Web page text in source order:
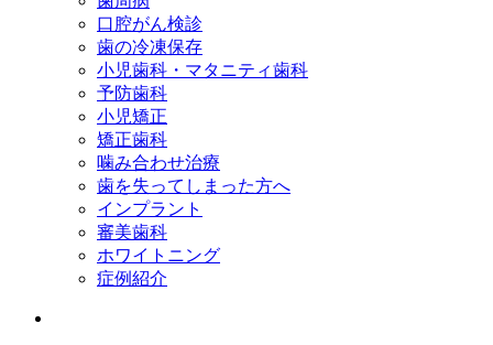
口腔がん検診
歯の冷凍保存
小児歯科・マタニティ歯科
予防歯科
小児矯正
矯正歯科
噛み合わせ治療
歯を失ってしまった方へ
インプラント
審美歯科
ホワイトニング
症例紹介